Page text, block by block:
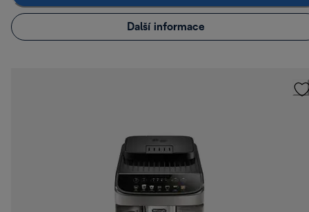
Další informace